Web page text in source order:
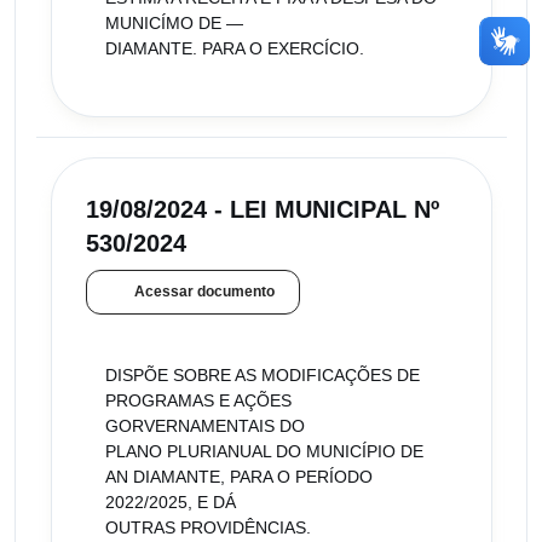
MUNICÍMO DE —
DIAMANTE. PARA O EXERCÍCIO.
19/08/2024 - LEI MUNICIPAL Nº
530/2024
Acessar documento
DISPÕE SOBRE AS MODIFICAÇÕES DE
PROGRAMAS E AÇÕES
GORVERNAMENTAIS DO
PLANO PLURIANUAL DO MUNICÍPIO DE
AN DIAMANTE, PARA O PERÍODO
2022/2025, E DÁ
OUTRAS PROVIDÊNCIAS.